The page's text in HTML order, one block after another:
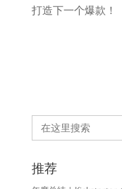
打造下一个爆款！
Search
for:
推荐